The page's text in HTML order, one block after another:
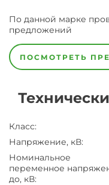
По данной марке
предложений
ПОСМОТРЕТЬ
Класс:
Напряжение, кВ:
Номинальное
переменное
до, кВ: